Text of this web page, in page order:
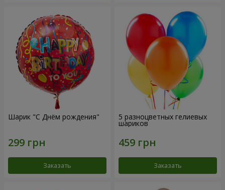
Шарик "С Днём рождения"
Заказать
5 разноцветных гелиевых
шариков
Заказать